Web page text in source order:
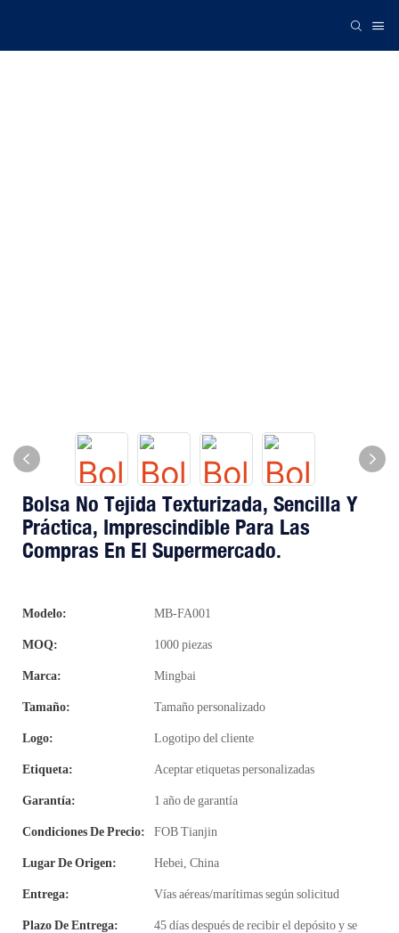
Bolsa No Tejida Texturizada, Sencilla Y
Práctica, Imprescindible Para Las
Compras En El Supermercado.
Modelo: MB-FA001
MOQ: 1000 piezas
Marca: Mingbai
Tamaño: Tamaño personalizado
Logo: Logotipo del cliente
Etiqueta: Aceptar etiquetas personalizadas
Garantía: 1 año de garantía
Condiciones De Precio: FOB Tianjin
Lugar De Origen: Hebei, China
Entrega: Vías aéreas/marítimas según solicitud
Plazo De Entrega:
45 días después de recibir el depósito y se